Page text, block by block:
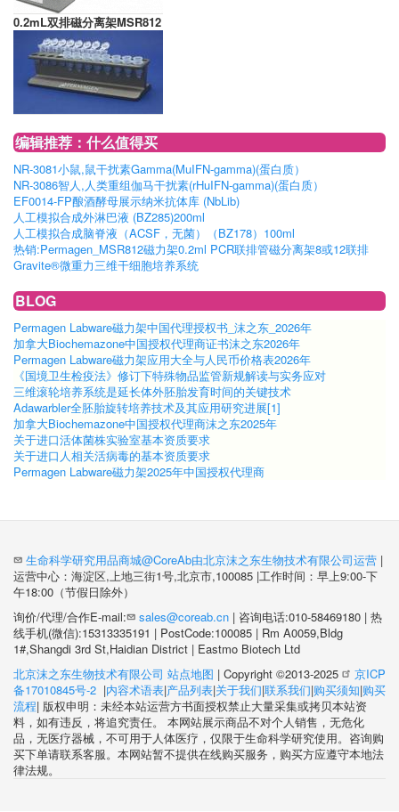
0.2mL双排磁分离架MSR812
编辑推荐：什么值得买
NR-3081小鼠,鼠干扰素Gamma(MuIFN-gamma)(蛋白质）
NR-3086智人,人类重组伽马干扰素(rHuIFN-gamma)(蛋白质）
EF0014-FP酿酒酵母展示纳米抗体库 (NbLib)
人工模拟合成外淋巴液 (BZ285)200ml
人工模拟合成脑脊液（ACSF，无菌）（BZ178）100ml
热销:Permagen_MSR812磁力架0.2ml PCR联排管磁分离架8或12联排
Gravite®微重力三维干细胞培养系统
BLOG
Permagen Labware磁力架中国代理授权书_沫之东_2026年
加拿大Biochemazone中国授权代理商证书沫之东2026年
Permagen Labware磁力架应用大全与人民币价格表2026年
《国境卫生检疫法》修订下特殊物品监管新规解读与实务应对
三维滚轮培养系统是延长体外胚胎发育时间的关键技术
Adawarbler全胚胎旋转培养技术及其应用研究进展[1]
加拿大Biochemazone中国授权代理商沫之东2025年
关于进口活体菌株实验室基本资质要求
关于进口人相关活病毒的基本资质要求
Permagen Labware磁力架2025年中国授权代理商
生命科学研究用品商城@CoreAb由北京沫之东生物技术有限公司运营 |
运营中心：海淀区,上地三街1号,北京市,100085 |工作时间：早上9:00-下
午18:00（节假日除外）
询价/代理/合作E-mail:
sales@coreab.cn | 咨询电话:010-58469180 | 热
线手机(微信):15313335191 | PostCode:100085 | Rm A0059,Bldg
1#,Shangdi 3rd St,Haidian District | Eastmo Biotech Ltd
北京沫之东生物技术有限公司 站点地图 | Copyright ©2013-2025
京ICP
备17010845号-2 |内容术语表|产品列表|关于我们|联系我们|购买须知|购买
流程| 版权申明：未经本站运营方书面授权禁止大量采集或拷贝本站资
料，如有违反，将追究责任。 本网站展示商品不对个人销售，无危化
品，无医疗器械，不可用于人体医疗，仅限于生命科学研究使用。咨询购
买下单请联系客服。本网站暂不提供在线购买服务，购买方应遵守本地法
律法规。